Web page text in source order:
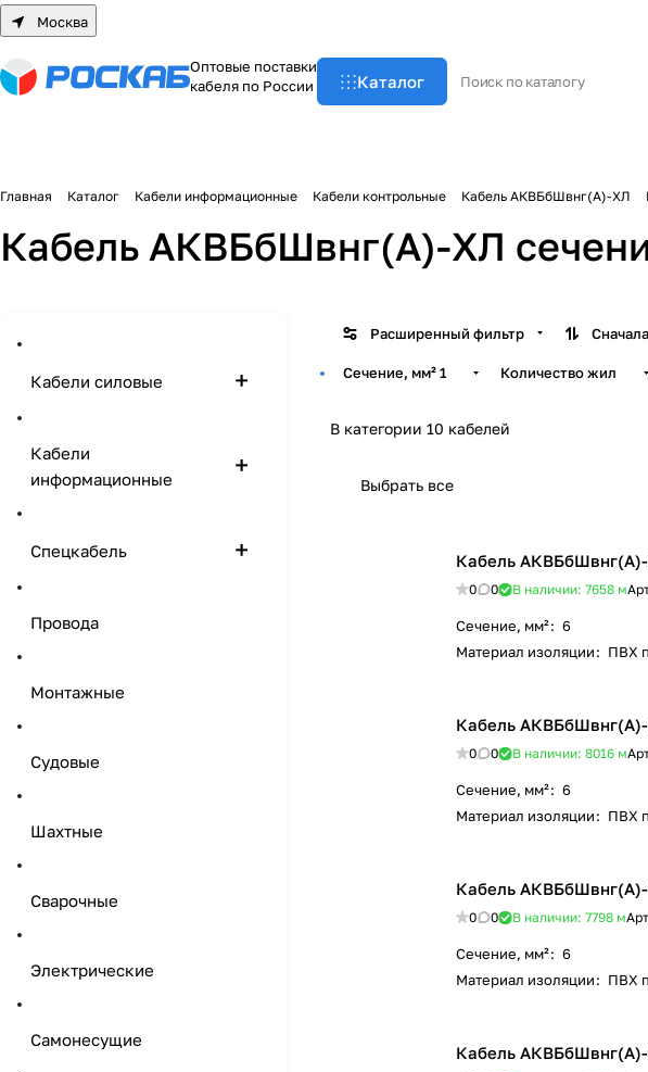
Москва
Оптовые поставки
кабеля по России
Каталог
Главная Каталог Кабели информационные Кабели контрольные Кабель АКВБбШвнг(А)-ХЛ
Кабель АКВБбШвнг(А)-ХЛ
Расширенный фильтр
Сечение, мм²1 Количество жил
В категории 10 кабелей
Выбрать все
Кабель
0 0 В наличии: 7658 м
Сечение, мм²: 6
Материал изоляции: ПВХ
Кабель
0 0 В наличии: 8016 м
Сечение, мм²: 6
Материал изоляции: ПВХ
Кабель
0 0 В наличии: 7798 м
Сечение, мм²: 6
Материал изоляции: ПВХ
Кабель
Кабели силовые
Кабели
информационные
Спецкабель
Провода
Монтажные
Судовые
Шахтные
Сварочные
Электрические
Самонесущие